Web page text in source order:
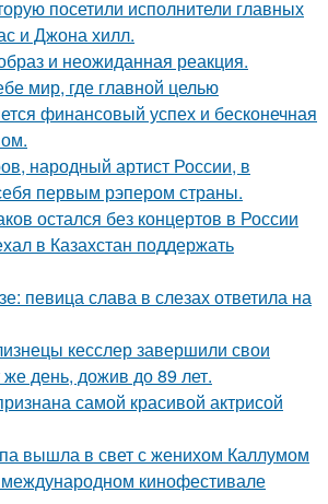
посетили исполнители главных
и Джона хилл.
и неожиданная реакция.
мир, где главной целью
финансовый успех и бесконечная
народный артист России, в
первым рэпером страны.
остался без концертов в России
в Казахстан поддержать
певица слава в слезах ответила на
кесслер завершили свои
день, дожив до 89 лет.
самой красивой актрисой
вышла в свет с женихом Каллумом
кинофестивале